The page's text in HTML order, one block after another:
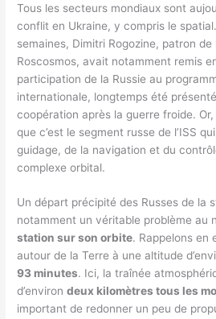
Tous les secteurs mondiaux sont
conflit en Ukraine, y compris le
semaines, Dimitri Rogozine, patron de
Roscosmos, avait notamment remis
participation de la Russie au
internationale, longtemps été
coopération après la guerre froide.
que c’est le segment russe de l’ISS
guidage, de la navigation et du
complexe orbital.
Un départ précipité des Russes de la
notamment un véritable problème au
station sur son orbite. Rappelons en
autour de la Terre à une altitude
93 minutes. Ici, la traînée
d’environdeux kilomètres tous les
important de redonner un peu de